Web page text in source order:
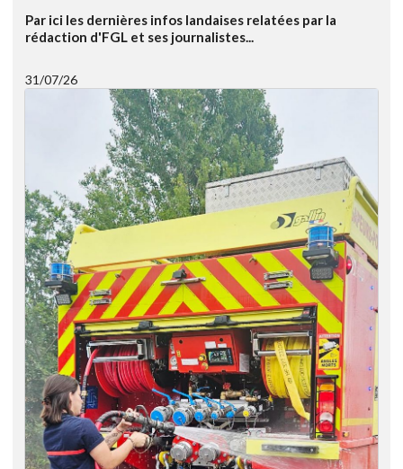
Par ici les dernières infos landaises relatées par la
rédaction d'FGL et ses journalistes...
31/07/26